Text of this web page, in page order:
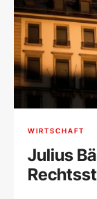
WIRTSCHAFT
Julius